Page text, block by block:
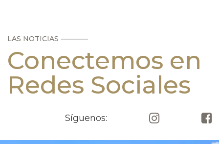
LAS NOTICIAS
Conectemos en
Redes Sociales
Síguenos: